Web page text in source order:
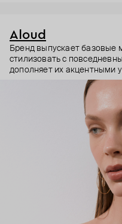
Aloud
Бренд выпускает
стилизовать с
дополняет их акцентными
долгосрочные тренды,
людьми, Aloud показывает
в названии бренда
голос и транслировать его